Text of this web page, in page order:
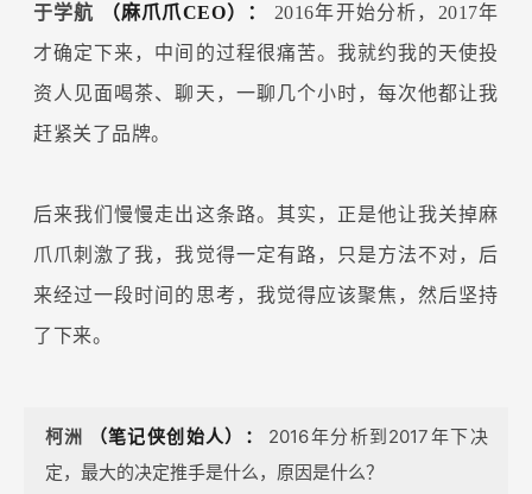
于学航 （麻爪爪CEO）： 2016年开始分析，2017年
才确定下来，中间的过程很痛苦。我就约我的天使投
资人见面喝茶、聊天，一聊几个小时，每次他都让我
赶紧关了品牌。
后来我们慢慢走出这条路。其实，正是他让我关掉麻
爪爪刺激了我，我觉得一定有路，只是方法不对，后
来经过一段时间的思考，我觉得应该聚焦，然后坚持
了下来。
柯洲 （笔记侠创始人）： 2016年分析到2017年下决
定，最大的决定推手是什么，原因是什么？